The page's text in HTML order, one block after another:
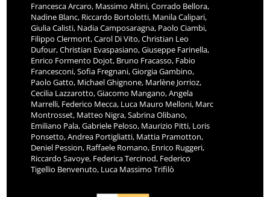
Francesca Arcaro, Massimo Altini, Corrado Bellora,
Nadine Blanc, Riccardo Bortolotti, Manila Calipari,
Giulia Calisti, Nadia Camposaragna, Paolo Ciambi,
Filippo Clermont, Carol Di Vito, Christian Leo
Dufour, Christian Evaspasiano, Giuseppe Farinella,
Enrico Formento Dojot, Bruno Fracasso, Fabio
Francesconi, Sofia Fregnani, Giorgia Gambino,
Paolo Gatto, Michael Ghignone, Marlène Jorrioz,
Cecilia Lazzarotto, Giacomo Mangano, Angela
Marrelli, Federico Mecca, Luca Mauro Melloni, Marc
Montrosset, Matteo Nigra, Sabrina Olibano,
Emiliano Pala, Gabriele Peloso, Maurizio Pitti, Loris
Ponsetto, Andrea Portigliatti, Mattia Pramotton,
Deniel Pession, Raffaele Romano, Enrico Ruggeri,
Riccardo Savoye, Federica Tercinod, Federico
Tigellio Benvenuto, Luca Massimo Trifilò